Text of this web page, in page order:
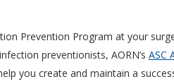
Prevention Program at your
preventionists, AORN’s ASC
you create and maintain a